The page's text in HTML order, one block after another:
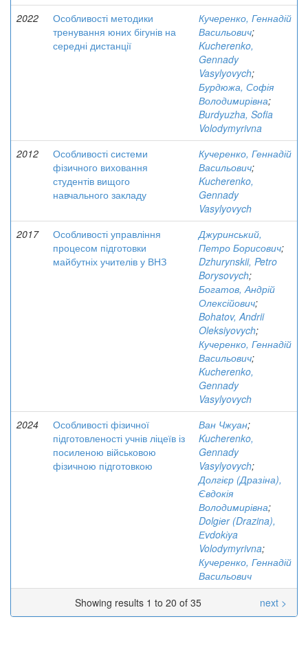
2022
Особливості методики
тренування юних бігунів на
середні дистанції
Кучеренко, Геннадій
Васильович;
Kucherenko,
Gennady
Vasylyovych;
Бурдюжа, Софія
Володимирівна;
Burdyuzha, Sofia
Volodymyrivna
2012
Особливості системи
фізичного виховання
студентів вищого
навчального закладу
Кучеренко, Геннадій
Васильович;
Kucherenko,
Gennady
Vasylyovych
2017
Особливості управління
процесом підготовки
майбутніх учителів у ВНЗ
Джуринський,
Петро Борисович;
Dzhurynskii, Petro
Borysovych;
Богатов, Андрій
Олексійович;
Bohatov, Andrii
Oleksiyovych;
Кучеренко, Геннадій
Васильович;
Kucherenko,
Gennady
Vasylyovych
2024
Особливості фізичної
підготовленості учнів ліцеїв із
посиленою військовою
фізичною підготовкою
Ван Чжуан;
Kucherenko,
Gennady
Vasylyovych;
Долгієр (Дразіна),
Євдокія
Володимирівна;
Dolgіer (Drazina),
Еvdokіya
Volodymyrivna;
Кучеренко, Геннадій
Васильович
Showing results 1 to 20 of 35
next >